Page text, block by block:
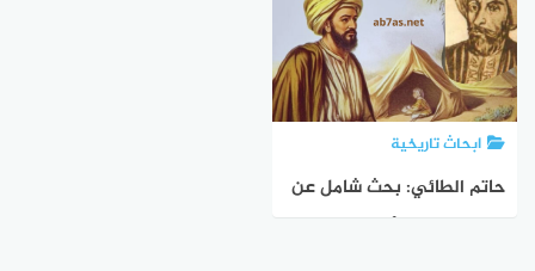
ابحاث تاريخية
حاتم الطائي: بحث شامل عن